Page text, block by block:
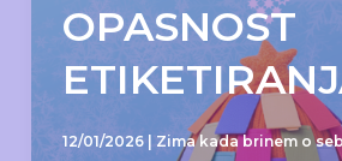
OPASNOST
12/01/2026 | Zima kada brinem o